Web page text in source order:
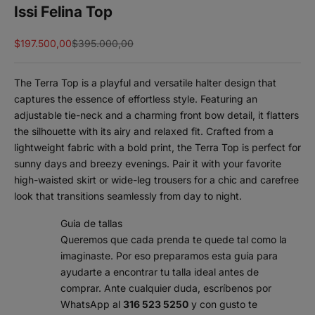
Issi Felina Top
Sale price
$197.500,00Regular price
$395.000,00
The Terra Top is a playful and versatile halter design that
captures the essence of effortless style. Featuring an
adjustable tie-neck and a charming front bow detail, it flatters
the silhouette with its airy and relaxed fit. Crafted from a
lightweight fabric with a bold print, the Terra Top is perfect for
sunny days and breezy evenings. Pair it with your favorite
high-waisted skirt or wide-leg trousers for a chic and carefree
look that transitions seamlessly from day to night.
Guia de tallas
Queremos que cada prenda te quede tal como la
imaginaste. Por eso preparamos esta guía para
ayudarte a encontrar tu talla ideal antes de
comprar. Ante cualquier duda, escríbenos por
WhatsApp al 316 523 5250 y con gusto te